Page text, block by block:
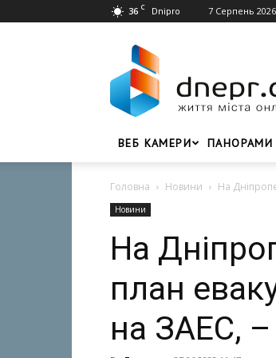
36 C Dnipro 7 Серпень 2026
Головний
портал
Дніпра
ВЕБ КАМЕРИ ПАНОРАМИ
Головна Новини На
Новини
На
план
на ЗАЕС,